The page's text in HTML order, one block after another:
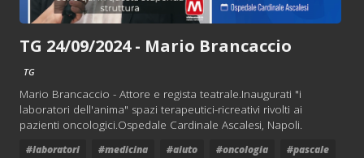
TG 24/09/2024 - Mario Brancaccio
TG
Mario Brancaccio - Attore e regista teatrale.Inaugurati "i
laboratori dell'anima" spazi terapeutici-ricreativi rivolti ai
pazienti oncologici.Ospedale Cardinale Ascalesi, Napoli.
#laboratori #medicina #aiuto #oncologia
#pascale